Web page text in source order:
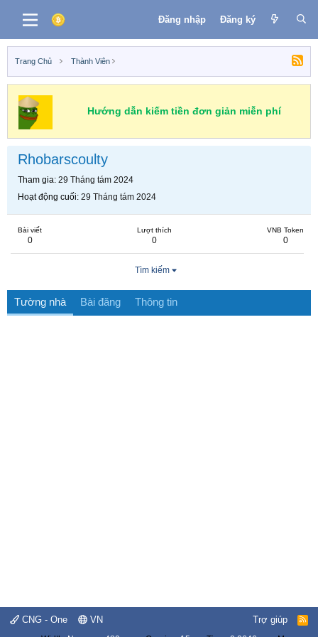
Đăng nhập Đăng ký
Trang Chủ Thành Viên
Hướng dẫn kiếm tiền đơn giản miễn phí
Rhobarscoulty
Tham gia 29 Tháng tám 2024
Hoạt động cuối 29 Tháng tám 2024
Bài viết
0
Lượt thích
0
VNB Token
0
Tìm kiếm
Tường nhà Bài đăng Thông tin
CNG - One VN Trợ giúp
R